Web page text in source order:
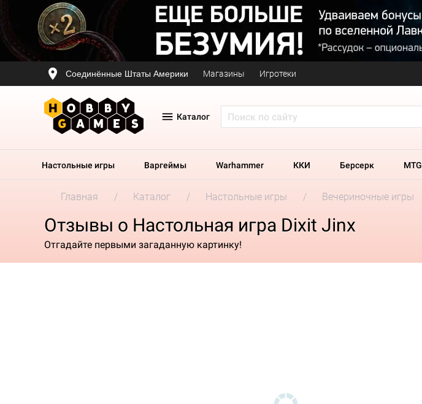
Соединённые Штаты Америки Магазины Игротеки
Каталог
Настольные игры Варгеймы Warhammer ККИ Берсерк MTG
Главная Каталог Настольные игры Вечериночные игры
Отзывы о Настольная игра Dixit Jinx
Отгадайте первыми загаданную картинку!